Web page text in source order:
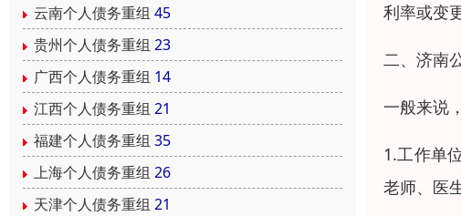
云南个人债务重组 45
贵州个人债务重组 23
广西个人债务重组 14
江西个人债务重组 21
福建个人债务重组 35
上海个人债务重组 26
天津个人债务重组 21
利率或变
二、济南
一般来说
1.工作单
老师、医